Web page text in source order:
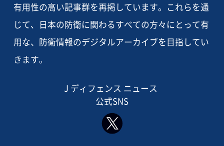
有用性の高い記事群を再掲しています。これらを通
じて、日本の防衛に関わるすべての方々にとって有
用な、防衛情報のデジタルアーカイブを目指してい
きます。
J ディフェンス ニュース
公式SNS